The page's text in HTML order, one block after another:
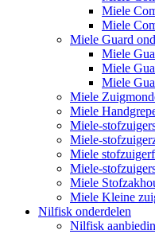
Miele
Miele
Miele Guard
Miele
Miele
Miele
Miele
Miele
Miele-
Miele-
Miele
Miele-
Miele
Miele Kleine
Nilfisk onderdelen
Nilfisk